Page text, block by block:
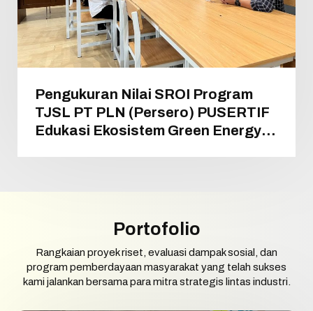
Pengukuran Nilai SROI Program
TJSL PT PLN (Persero) PUSERTIF
Edukasi Ekosistem Green Energy
Portofolio
Rangkaian proyek riset, evaluasi dampak sosial, dan
program pemberdayaan masyarakat yang telah sukses
kami jalankan bersama para mitra strategis lintas industri.